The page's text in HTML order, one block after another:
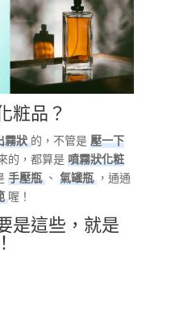
粧品？
霧狀的，不管是壓一下
的，都算是噴霧狀化粧
手壓瓶 、氣罐瓶 ，通通
喔！
是這些，就是